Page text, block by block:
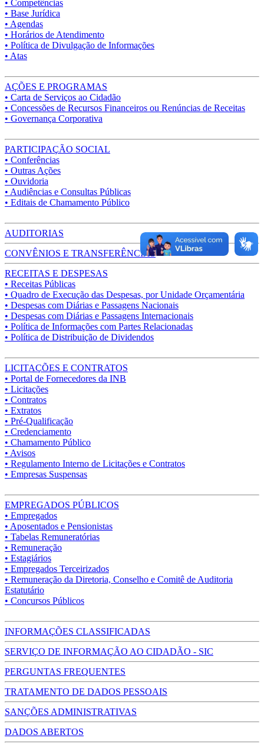
• Competências
• Base Jurídica
• Agendas
• Horários de Atendimento
• Política de Divulgação de Informações
• Atas
AÇÕES E PROGRAMAS
• Carta de Serviços ao Cidadão
• Concessões de Recursos Financeiros ou Renúncias de Receitas
• Governança Corporativa
PARTICIPAÇÃO SOCIAL
• Conferências
• Outras Ações
• Ouvidoria
• Audiências e Consultas Públicas
• Editais de Chamamento Público
AUDITORIAS
CONVÊNIOS E TRANSFERÊNCIAS
RECEITAS E DESPESAS
• Receitas Públicas
• Quadro de Execução das Despesas, por Unidade Orçamentária
• Despesas com Diárias e Passagens Nacionais
• Despesas com Diárias e Passagens Internacionais
• Política de Informações com Partes Relacionadas
• Política de Distribuição de Dividendos
LICITAÇÕES E CONTRATOS
• Portal de Fornecedores da INB
• Licitações
• Contratos
• Extratos
• Pré-Qualificação
• Credenciamento
• Chamamento Público
• Avisos
• Regulamento Interno de Licitações e Contratos
• Empresas Suspensas
EMPREGADOS PÚBLICOS
• Empregados
• Aposentados e Pensionistas
• Tabelas Remuneratórias
• Remuneração
• Estagiários
• Empregados Terceirizados
• Remuneração da Diretoria, Conselho e Comitê de Auditoria
Estatutário
• Concursos Públicos
INFORMAÇÕES CLASSIFICADAS
SERVIÇO DE INFORMAÇÃO AO CIDADÃO - SIC
PERGUNTAS FREQUENTES
TRATAMENTO DE DADOS PESSOAIS
SANÇÕES ADMINISTRATIVAS
DADOS ABERTOS